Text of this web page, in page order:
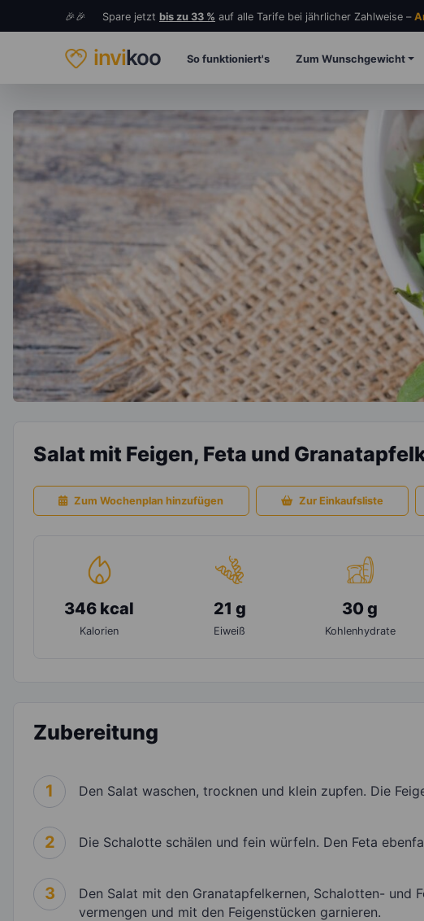
🎉🎉 Spare jetzt bis zu 33 % auf alle Tarife bei jährlicher Zahlweise –
invikoo So funktioniert's Zum Wunschgewicht
Salat mit Feigen, Feta und
Zum Wochenplan hinzufügen Zur Einkaufsliste
346 kcal
Kalorien
21 g
Eiweiß
30 g
Kohlenhydrate
Zubereitung
1 Den Salat waschen, trocknen und klein zupfen. Die
2 Die Schalotte schälen und fein würfeln. Den Feta
3
Den Salat mit den Granatapfelkernen, Schalotten- und
vermengen und mit den Feigenstücken garnieren.